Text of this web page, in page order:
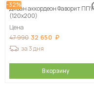
-32%
Диван аккордеон Фаворит ППУ
(120х200)
Цена
47 990 32 650
за 3 дня
В корзину